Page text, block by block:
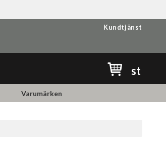
Kundtjänst
st
Varumärken